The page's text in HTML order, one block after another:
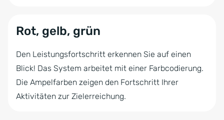
Rot, gelb, grün
Den Leistungsfortschritt erkennen Sie auf einen
Blick! Das System arbeitet mit einer Farbcodierung.
Die Ampelfarben zeigen den Fortschritt Ihrer
Aktivitäten zur Zielerreichung.